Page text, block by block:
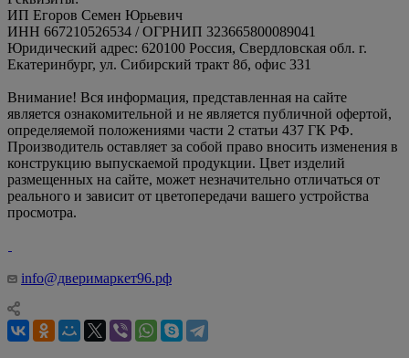
ИП Егоров Семен Юрьевич
ИНН 667210526534 / ОГРНИП 323665800089041
Юридический адрес: 620100 Россия, Свердловская обл. г.
Екатеринбург, ул. Сибирский тракт 8б, офис 331
Внимание! Вся информация, представленная на сайте
является ознакомительной и не является публичной офертой,
определяемой положениями части 2 статьи 437 ГК РФ.
Производитель оставляет за собой право вносить изменения в
конструкцию выпускаемой продукции. Цвет изделий
размещенных на сайте, может незначительно отличаться от
реального и зависит от цветопередачи вашего устройства
просмотра.
info@дверимаркет96.рф